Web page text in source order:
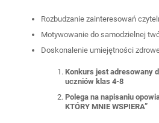
Rozbudzanie zainteresowań
Motywowanie do samodzielnej
Doskonalenie umiejętności
Konkurs jest adresowany
uczniów klas 4-8
Polega na napisaniu
KTÓRY MNIE WSPIERA”